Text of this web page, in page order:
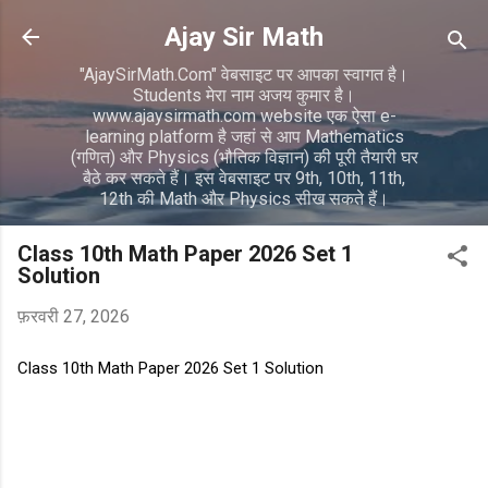
सीधे मुख्य सामग्री पर जाएं
Ajay Sir Math
"AjaySirMath.Com" वेबसाइट पर आपका स्वागत है।
Students मेरा नाम अजय कुमार है।
www.ajaysirmath.com website एक ऐसा e-
learning platform है जहां से आप Mathematics
(गणित) और Physics (भौतिक विज्ञान) की पूरी तैयारी घर
बैठे कर सकते हैं। इस वेबसाइट पर 9th, 10th, 11th,
12th की Math और Physics सीख सकते हैं।
Class 10th Math Paper 2026 Set 1
Solution
फ़रवरी 27, 2026
Class 10th Math Paper 2026 Set 1 Solution